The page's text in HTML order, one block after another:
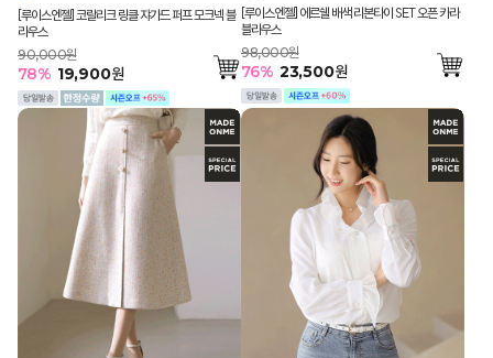
[루이스엔젤] 코랄리크 링클 쟈가드 퍼프 모크넥 블
라우스
90,000원
78% 19,900원
[루이스엔젤] 에르쉘 배색 리본타이 SET 오픈 카라
블라우스
98,000원
76% 23,500원